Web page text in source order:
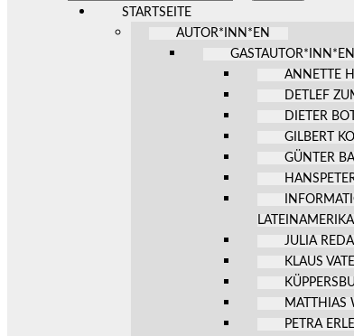
ein-/ausblenden
nach:
STARTSEITE
AUTOR*INN*EN
GASTAUTOR*INN*EN
ANNETTE
DETLEF
DIETER
GILBERT
GÜNTER
LATEINAMERIKA
JULIA REDA
KLAUS
MATTHIAS
PETRA